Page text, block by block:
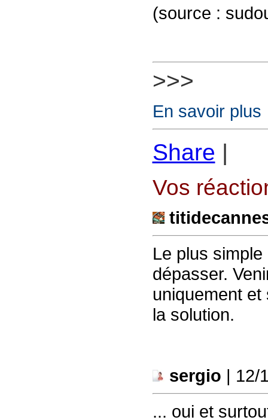
(source :
>>>
En savoir plus
Share |
Vos
Le plus
dépasser.
uniquement
la solution.
sergio | 12/
... oui et